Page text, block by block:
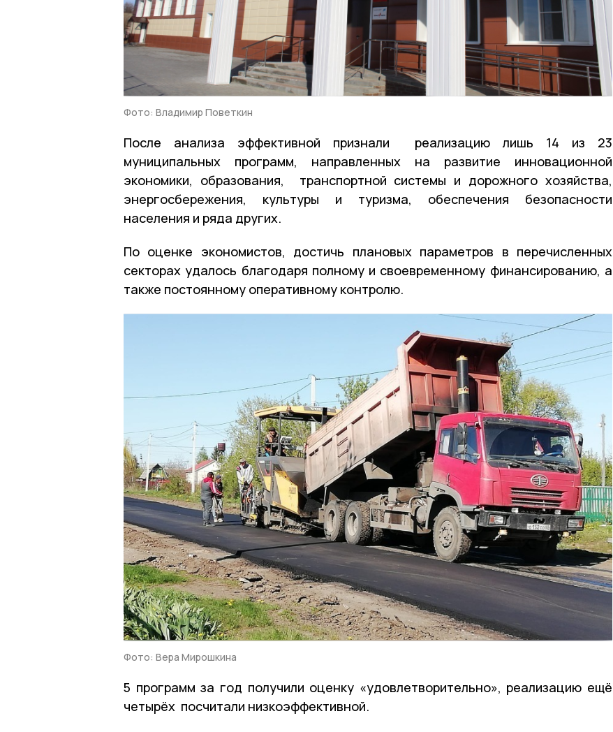
Фото: Владимир Поветкин
После анализа эффективной признали реализацию лишь 14 из 23
муниципальных программ, направленных на развитие инновационной
экономики, образования, транспортной системы и дорожного хозяйства,
энергосбережения, культуры и туризма, обеспечения безопасности
населения и ряда других.
По оценке экономистов, достичь плановых параметров в перечисленных
секторах удалось благодаря полному и своевременному финансированию, а
также постоянному оперативному контролю.
Фото: Вера Мирошкина
5 программ за год получили оценку «удовлетворительно», реализацию ещё
четырёх посчитали низкоэффективной.